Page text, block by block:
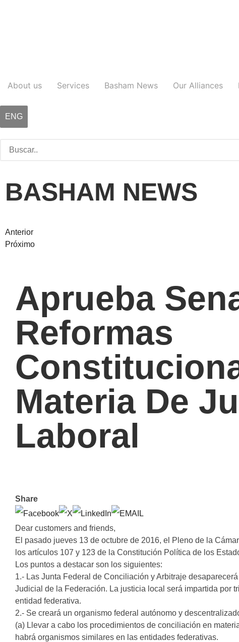
About us Services Basham News Our Alliances
ENG
BASHAM NEWS
Anterior
Próximo
Aprueba
Reformas
Materia De
Laboral
Share
Dear customers and friends,
El pasado jueves 13 de octubre de 2016, el Pleno de la
los artículos 107 y 123 de la Constitución Política de los
Los puntos a destacar son los siguientes:
1.- Las Junta Federal de Conciliación y Arbitraje
Judicial de la Federación. La justicia local será impartida por
entidad federativa.
2.- Se creará un organismo federal autónomo y
(a) Llevar a cabo los procedimientos de conciliación en
habrá organismos similares en las entidades federativas.